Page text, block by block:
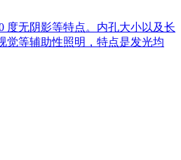
无阴影等特点。内孔大小以及长
觉等辅助性照明，特点是发光均